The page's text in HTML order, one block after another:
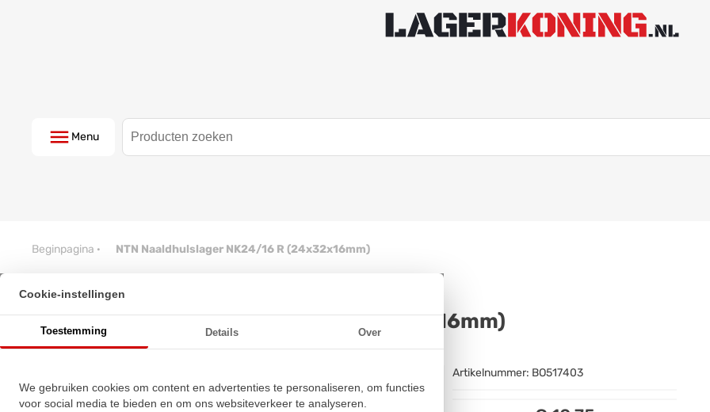
Menu
Beginpagina · NTN Naaldhulslager NK24/16 R (24x32x16mm)
Cookie-instellingen
Toestemming Details Over
We gebruiken cookies om content en advertenties te personaliseren, om functies
voor social media te bieden en om ons websiteverkeer te analyseren.
NTN Naaldhulslager NK24/16 R (24x32x16mm)
★★★★★
★★★★★
Artikelnummer: BO517403